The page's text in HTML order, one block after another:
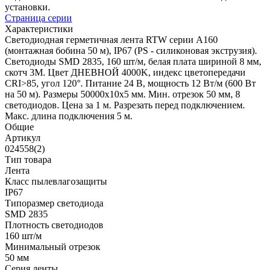
установки.
Страница серии
Характеристики
Светодиодная герметичная лента RTW серии A160
(монтажная бобина 50 м), IP67 (PS - силиконовая экструзия).
Светодиоды SMD 2835, 160 шт/м, белая плата шириной 8 мм,
скотч 3M. Цвет ДНЕВНОЙ 4000K, индекс цветопередачи
CRI>85, угол 120°. Питание 24 В, мощность 12 Вт/м (600 Вт
на 50 м). Размеры 50000x10x5 мм. Мин. отрезок 50 мм, 8
светодиодов. Цена за 1 м. Разрезать перед подключением.
Макс. длина подключения 5 м.
Общие
Артикул
024558(2)
Тип товара
Лента
Класс пылевлагозащиты
IP67
Типоразмер светодиода
SMD 2835
Плотность светодиодов
160 шт/м
Минимальный отрезок
50 мм